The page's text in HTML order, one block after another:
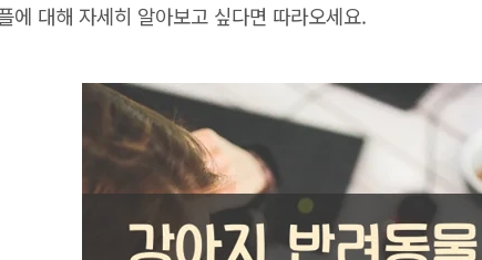
에 대해 자세히 알아보고 싶다면 따라오세요.